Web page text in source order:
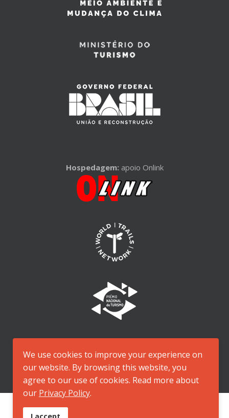
Hospedagem: apoio Onlink
We use cookies to improve your experience on
our website. By browsing this website, you
agree to our use of cookies. Read more about
our Privacy Policy.